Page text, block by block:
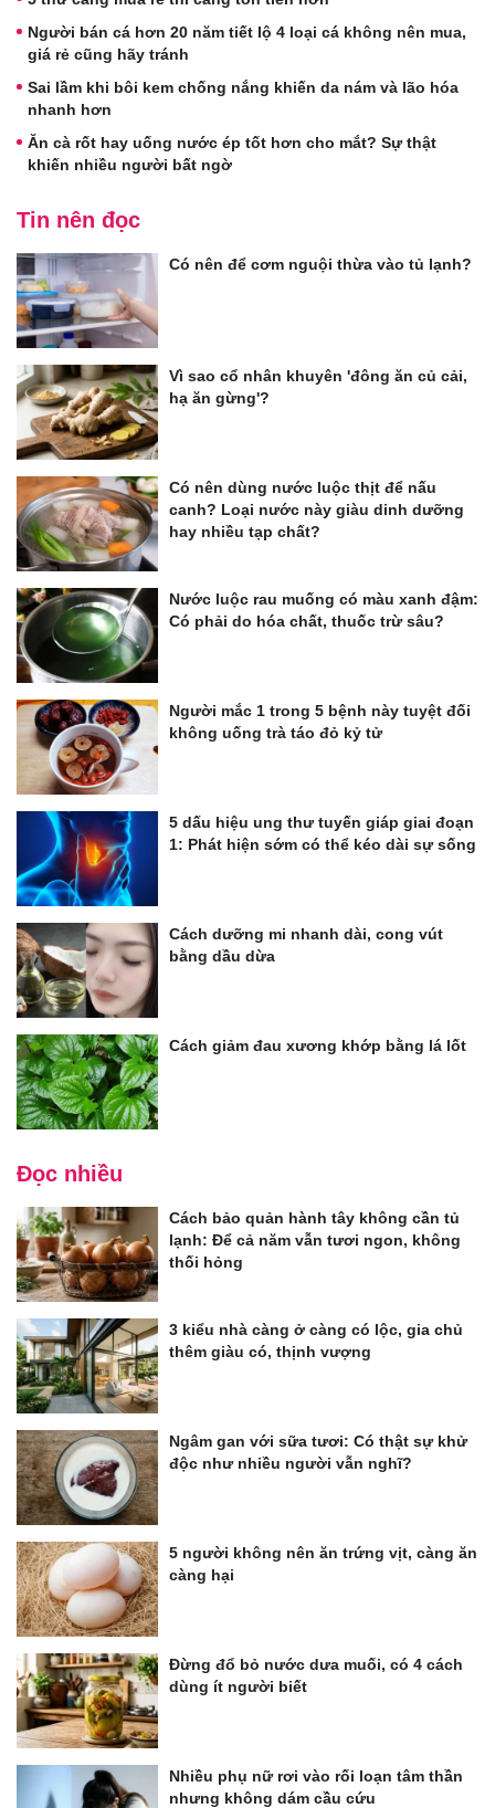
Người bán cá hơn 20 năm tiết lộ 4 loại cá không nên mua,
giá rẻ cũng hãy tránh
Sai lầm khi bôi kem chống nắng khiến da nám và lão hóa
nhanh hơn
Ăn cà rốt hay uống nước ép tốt hơn cho mắt? Sự thật
khiến nhiều người bất ngờ
Tin nên đọc
Có nên để cơm nguội thừa vào tủ lạnh?
Vì sao cổ nhân khuyên 'đông ăn củ cải,
hạ ăn gừng'?
Có nên dùng nước luộc thịt để nấu
canh? Loại nước này giàu dinh dưỡng
hay nhiều tạp chất?
Nước luộc rau muống có màu xanh đậm:
Có phải do hóa chất, thuốc trừ sâu?
Người mắc 1 trong 5 bệnh này tuyệt đối
không uống trà táo đỏ kỷ tử
5 dấu hiệu ung thư tuyến giáp giai đoạn
1: Phát hiện sớm có thể kéo dài sự sống
Cách dưỡng mi nhanh dài, cong vút
bằng dầu dừa
Cách giảm đau xương khớp bằng lá lốt
Đọc nhiều
Cách bảo quản hành tây không cần tủ
lạnh: Để cả năm vẫn tươi ngon, không
thối hỏng
3 kiểu nhà càng ở càng có lộc, gia chủ
thêm giàu có, thịnh vượng
Ngâm gan với sữa tươi: Có thật sự khử
độc như nhiều người vẫn nghĩ?
5 người không nên ăn trứng vịt, càng ăn
càng hại
Đừng đổ bỏ nước dưa muối, có 4 cách
dùng ít người biết
Nhiều phụ nữ rơi vào rối loạn tâm thần
nhưng không dám cầu cứu